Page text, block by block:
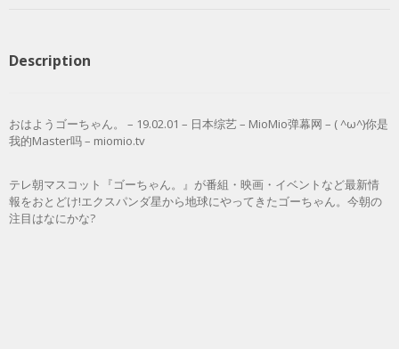
Description
おはようゴーちゃん。 – 19.02.01 – 日本综艺 – MioMio弹幕网 – ( ^ω^)你是
我的Master吗 – miomio.tv
テレ朝マスコット『ゴーちゃん。』が番組・映画・イベントなど最新情
報をおとどけ!エクスパンダ星から地球にやってきたゴーちゃん。今朝の
注目はなにかな?